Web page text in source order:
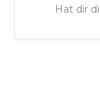
Hat dir